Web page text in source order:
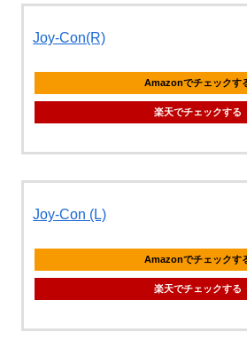
Joy-Con(R)
Amazonでチェックす
楽天でチェックする
Joy-Con (L)
Amazonでチェックす
楽天でチェックする